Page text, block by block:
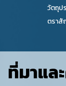
วัตถุป
ตรา
ที่มาแล